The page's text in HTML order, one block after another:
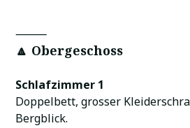
⸻
🔼 Obergeschoss
Schlafzimmer 1
Doppelbett, grosser
Bergblick.